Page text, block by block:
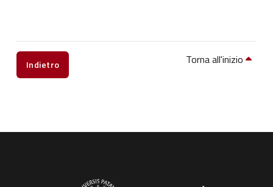
Indietro Torna all'inizio